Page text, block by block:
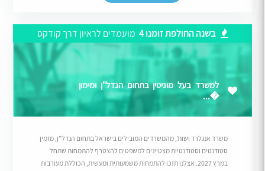
בשנה החולפת זומנו 4 מועמדים לראיון דרך קודקס
למשרד בעל מוניטין בתחום הנדל"ן ומימון
�...
משרד אנגלרד ושות’, מהמשרדים המובילים בישראל בתחום הנדל”ן, מזמין
סטודנטים וסטודנטיות מצטיינים למשפטים להצטרף להתמחות שתחל
במרץ 2027. אצלנו תזכו להתמחות משמעותית ומעשית, הכוללת מעורבות